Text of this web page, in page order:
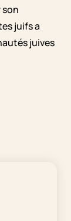
son
juifs a
juives